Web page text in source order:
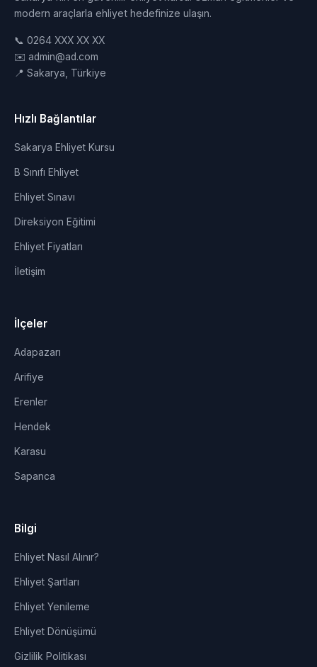
modern araçlarla ehliyet hedefinize ulaşın.
📞 0264 XXX XX XX
✉️ admin@ad.com
📍 Sakarya, Türkiye
Hızlı Bağlantılar
Sakarya Ehliyet Kursu
B Sınıfı Ehliyet
Ehliyet Sınavı
Direksiyon Eğitimi
Ehliyet Fiyatları
İletişim
İlçeler
Adapazarı
Arifiye
Erenler
Hendek
Karasu
Sapanca
Bilgi
Ehliyet Nasıl Alınır?
Ehliyet Şartları
Ehliyet Yenileme
Ehliyet Dönüşümü
Gizlilik Politikası